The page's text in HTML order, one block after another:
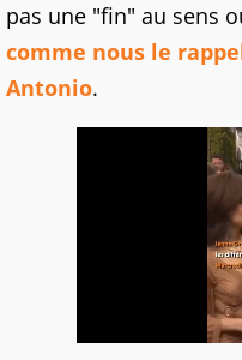
pas une "fin" au sens
comme nous le
Antonio.